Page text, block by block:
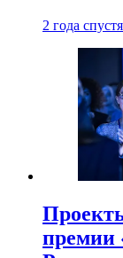
2 года спустя
премии